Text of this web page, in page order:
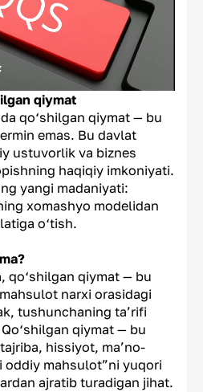
qiymat
qo‘shilgan qiymat — bu
emas. Bu davlat
ustuvorlik va biznes
haqiqiy imkoniyati.
yangi madaniyati:
xomashyo modelidan
o‘tish.
qo‘shilgan qiymat — bu
narxi orasidagi
tushunchaning ta’rifi
qiymat — bu
hissiyot, ma’no-
oddiy mahsulot”ni yuqori
ajratib turadigan jihat.